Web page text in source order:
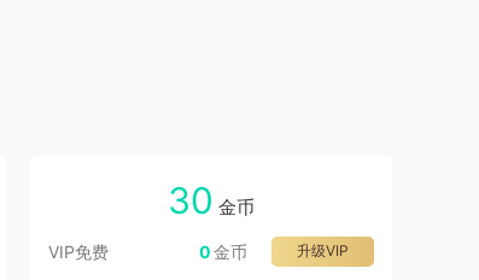
30 金币
VIP免费 升级VIP
0金币